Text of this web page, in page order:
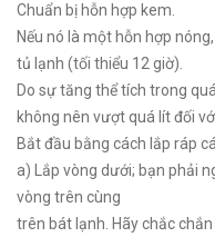
Chuẩn bị hỗn hợp kem.
Nếu nó là một hỗn hợp
tủ lạnh (tối thiểu 12 giờ).
Do sự tăng thể tích trong
không nên vượt quá lít đối
Bắt đầu bằng cách lắp ráp
a) Lắp vòng dưới; bạn phải
vòng trên cùng
trên bát lạnh. Hãy chắc